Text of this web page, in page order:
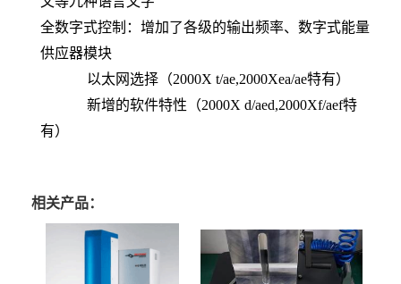
全数字式控制：增加了各级的输出频率、数字式能量
供应器模块
以太网选择（2000X t/ae,2000Xea/ae特有）
新增的软件特性（2000X d/aed,2000Xf/aef特
有）
相关产品：